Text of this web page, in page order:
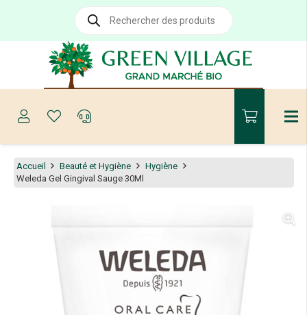
Recherche
produits
Accueil Beauté et Hygiène
Hygiène
Weleda Gel Gingival Sauge 30Ml